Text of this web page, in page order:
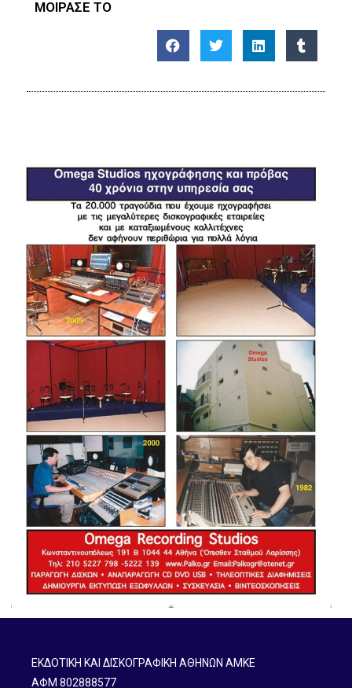
ΜΟΙΡΑΣΕ ΤΟ
ΕΚΔΟΤΙΚΗ ΚΑΙ ΔΙΣΚΟΓΡΑΦΙΚΗ ΑΘΗΝΩΝ ΑΜΚΕ
ΑΦΜ 802888577